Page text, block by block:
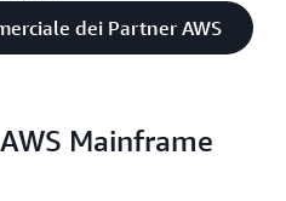
dei Partner AWS
Mainframe